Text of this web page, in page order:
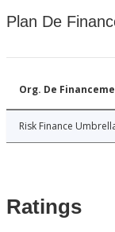
Plan De
Org. De
Risk Finance
Ratings